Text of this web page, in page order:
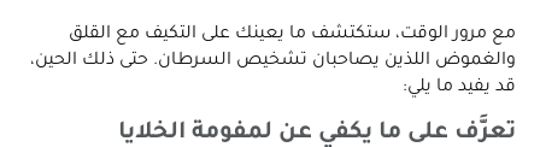
مع مرور الوقت، ستكتشف ما يعينك على التكيف مع القلق
والغموض اللذين يصاحبان تشخيص السرطان. حتى ذلك الحين،
قد يفيد ما يلي:
تعرَّف على ما يكفي عن لمفومة الخلايا